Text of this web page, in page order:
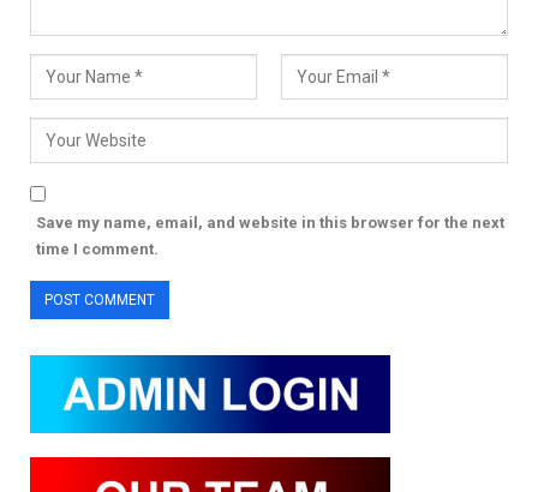
Save my name, email, and website in this browser for the next
time I comment.